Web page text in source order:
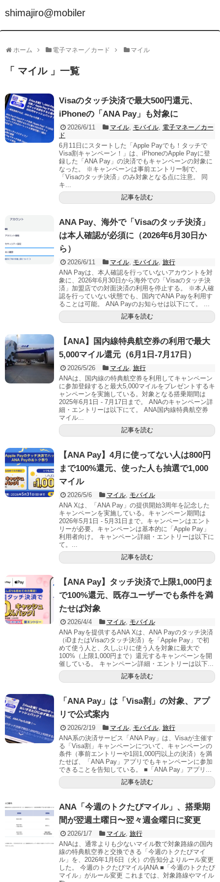
shimajiro@mobiler
ホーム 電子マネー／カード マイル
「 マイル 」一覧
Visaのタッチ決済で最大500円還元、
iPhoneの「ANA Pay」も対象に
2026/6/11 マイル, モバイル, 電子マネー／カー
ド
6月11日にスタートした「Apple Payでも！タッチで
Visa割キャンペーン！」は、iPhoneのApple Payに登
録した「ANA Pay」の決済でもキャンペーンの対象に
なった。 ※キャンペーンは事前エントリー制で、
「Visaのタッチ決済」のみ対象となる点に注意。 同
キ...
記事を読む
ANA Pay、海外で「Visaのタッチ決済」
は本人確認が必須に（2026年6月30日か
ら）
2026/6/11 マイル, モバイル, 旅行
ANA Payは、本人確認を行っていないアカウントを対
象に、2026年6月30日から海外での「Visaのタッチ決
済」加盟店での対面決済の利用を停止する。 ※本人確
認を行っていない状態でも、国内でANA Payを利用す
ることは可能。 ANA Payのお知らせは以下にて。 ...
記事を読む
【ANA】国内線特典航空券の利用で最大
5,000マイル還元（6月1日-7月17日）
2026/5/26 マイル, 旅行
ANAは、国内線の特典航空券を利用してキャンペーン
に参加登録すると最大5,000マイルをプレゼントするキ
ャンペーンを実施している。対象となる搭乗期間は
2025年6月1日 - 7月17日まで。 ANAのキャンペーン詳
細・エントリーは以下にて。 ANA国内線特典航空券
マイル...
記事を読む
【ANA Pay】4月に使ってない人は800円
まで100%還元、使った人も抽選で1,000
マイル
2026/5/6 マイル, モバイル
ANA Xは、「ANA Pay」の提供開始3周年を記念した
キャンペーンを実施している。キャンペーン期間は
2026年5月1日 - 5月31日まで。キャンペーンはエント
リーが必要。キャンペーンは基本的に「Apple Pay」
利用者向け。 キャンペーン詳細・エントリーは以下に
て。...
記事を読む
【ANA Pay】タッチ決済で上限1,000円ま
で100%還元、既存ユーザーでも条件を満
たせば対象
2026/4/4 マイル, モバイル
ANA Payを提供するANA Xは、ANA Payのタッチ決済
（iDまたはVisaのタッチ決済）を「Apple Pay」で初
めて使う人と、久しぶりに使う人を対象に最大で
100%（上限1,000円まで）還元するキャンペーンを開
催している。 キャンペーン詳細・エントリーは以下...
記事を読む
「ANA Pay」は「Visa割」の対象、アプ
リで公式案内
2026/2/19 マイル, モバイル, 旅行
ANA系の決済サービス「ANA Pay」は、Visaが主催す
る「Visa割」キャンペーンについて、キャンペーンの
条件（事前エントリーや1回1,000円以上の決済）を満
たせば、「ANA Pay」アプリでもキャンペーンに参加
できることを告知している。 ■「ANA Pay」アプリ...
記事を読む
ANA「今週のトクたびマイル」、搭乗期
間が翌週土曜日〜翌々週金曜日に変更
2026/1/7 マイル, 旅行
ANAは、通常よりも少ないマイル数で対象路線の国内
線の特典航空券と交換できる「今週のトクたびマイ
ル」を、2026年1月6日（火）の告知分よりルール変更
した。 今週のトクたびマイル|ANA ■「今週のトクたび
マイル」がルール変更 これまでは、対象路線やマイル